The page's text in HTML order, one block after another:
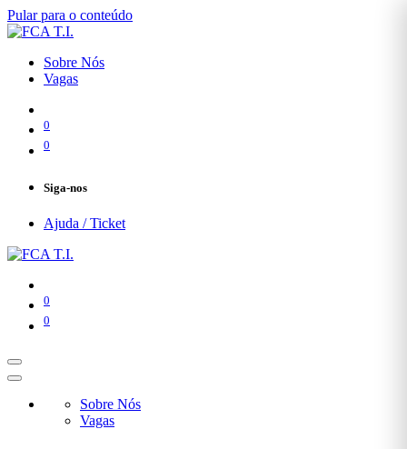
Pular para o conteúdo
Sobre Nós
Vagas
0
0
Siga-nos
Ajuda / Ticket
0
0
Sobre Nós
Vagas